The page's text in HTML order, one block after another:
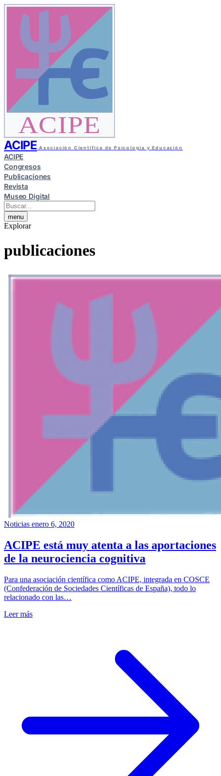
ACIPE
ACIPE Asociación Científica de Psicología y Educación
ACIPE
Congresos
Publicaciones
Revista
Museo Digital
menu
Explorar
publicaciones
Noticias enero 6, 2020
ACIPE está muy atenta a las aportaciones
de la neurociencia cognitiva
Para una asociación científica como ACIPE, integrada en COSCE
(Confederación de Sociedades Científicas de España), todo lo
relacionado con las…
Leer más